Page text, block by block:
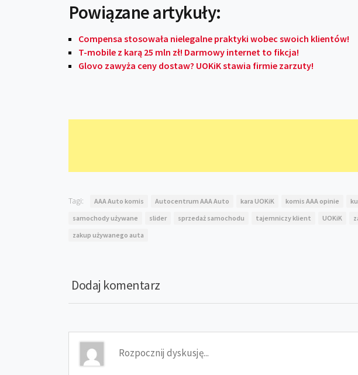
Powiązane artykuły:
Compensa stosowała nielegalne praktyki wobec swoich klientów!
T-mobile z karą 25 mln zł! Darmowy internet to fikcja!
Glovo zawyża ceny dostaw? UOKiK stawia firmie zarzuty!
Tagi: AAA Auto komis Autocentrum AAA Auto kara UOKiK komis AAA opinie
samochody używane
slider sprzedaż samochodu tajemniczy klient UOKiK
zakup używanego auta
Dodaj komentarz